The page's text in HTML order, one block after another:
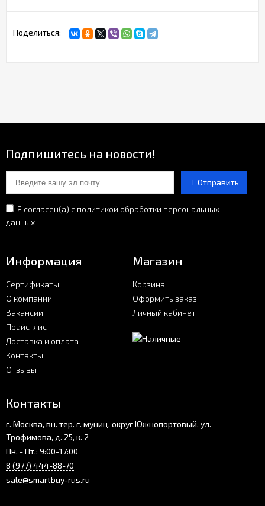
Поделиться:
Подпишитесь на новости!
Отправить
Я согласен(a) с политикой обработки персональных
данных
Информация
Сертификаты
О компании
Вакансии
Прайс-лист
Доставка и оплата
Контакты
Отзывы
Магазин
Корзина
Оформить заказ
Личный кабинет
Контакты
г. Москва, вн. тер. г. муниц. округ Южнопортовый, ул.
Трофимова, д. 25, к. 2
Пн. - Пт.: 9:00-17:00
8 (977) 444-88-70
sale@smartbuy-rus.ru